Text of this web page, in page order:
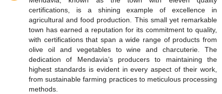
certifications, is a shining example of excellence in
agricultural and food production. This small yet remarkable
town has earned a reputation for its commitment to quality,
with certifications that span a wide range of products from
olive oil and vegetables to wine and charcuterie. The
dedication of Mendavia’s producers to maintaining the
highest standards is evident in every aspect of their work,
from sustainable farming practices to meticulous processing
methods.